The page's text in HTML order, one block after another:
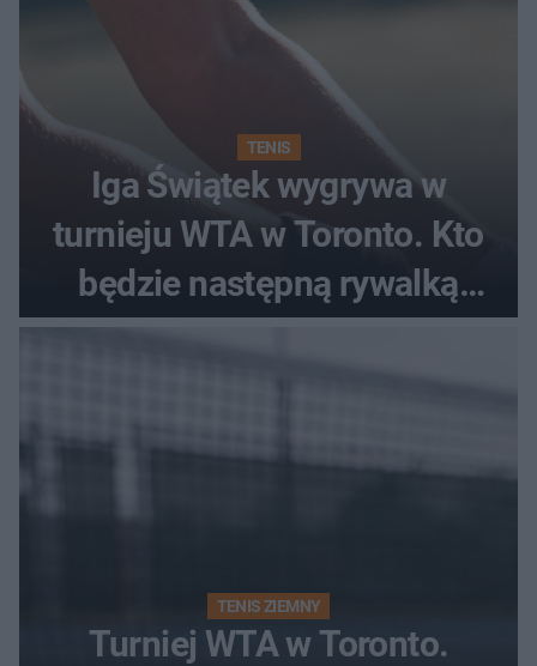
TENIS
Iga Świątek wygrywa w
turnieju WTA w Toronto. Kto
będzie następną rywalką
Polki?
TENIS ZIEMNY
Turniej WTA w Toronto.